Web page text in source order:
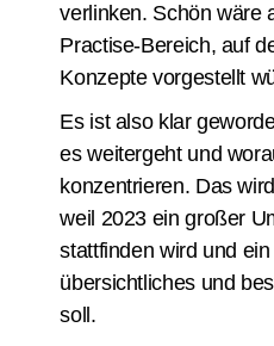
verlinken. Schön wäre
Practise-Bereich, auf
Konzepte vorgestellt
Es ist also klar
es weitergeht und
konzentrieren. Das
weil 2023 ein großer
stattfinden wird und
übersichtliches und
soll.